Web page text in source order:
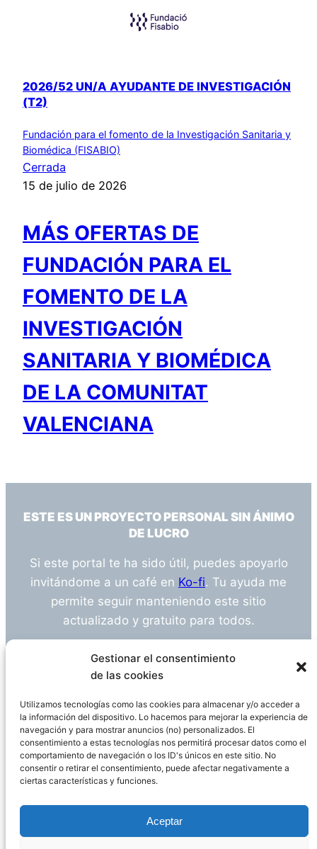
Gestionar el consentimiento
de las cookies
Utilizamos tecnologías como las cookies para almacenar y/o acceder a
la información del dispositivo. Lo hacemos para mejorar la experiencia de
navegación y para mostrar anuncios (no) personalizados. El
consentimiento a estas tecnologías nos permitirá procesar datos como el
comportamiento de navegación o los ID's únicos en este sitio. No
consentir o retirar el consentimiento, puede afectar negativamente a
ciertas características y funciones.
Aceptar
2026/52 UN/A AYUDANTE DE INVESTIGACIÓN
(T2)
Fundación para el fomento de la Investigación Sanitaria y
Biomédica (FISABIO)
Cerrada
15 de julio de 2026
MÁS OFERTAS DE
FUNDACIÓN PARA EL
FOMENTO DE LA
INVESTIGACIÓN
SANITARIA Y BIOMÉDICA
DE LA COMUNITAT
VALENCIANA
ESTE ES UN PROYECTO PERSONAL SIN ÁNIMO
DE LUCRO
Si este portal te ha sido útil, puedes apoyarlo
invitándome a un café en Ko-fi. Tu ayuda me
permite seguir manteniendo este sitio
actualizado y gratuito para todos.
¿Tienes alguna duda o sugerencia? Escríbeme
info@empleosanitarioinvestigacion.es
Descargo de Responsabilidad
Declaración de Privacidad Política de cookies
WordPress